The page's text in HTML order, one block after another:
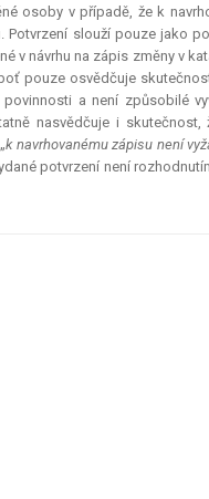
osoby v případě, že k
Potvrzení slouží pouze jako
v návrhu na zápis změny v
pouze osvědčuje
a není způsobilé
nasvědčuje i skutečnost,
k navrhovanému zápisu není
potvrzení není